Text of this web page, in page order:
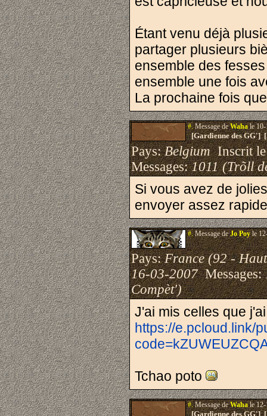
Étant venu déjà
partager plusieurs
ensemble des
ensemble une fois
La prochaine fois
#.Message deWahale 10-
[Gardienne des GG']
Pays:BelgiumInscrit
Messages:1011 (Trõll
Si vous avez de
envoyer assez
#.Message deJo Poyle
Pays:France (92 -
16-03-2007Messages:
Compèt')
J'ai mis celles que
https://e.pcloud.link/
Tchao poto
#.Message deWahale 12-
[Gardienne des GG']